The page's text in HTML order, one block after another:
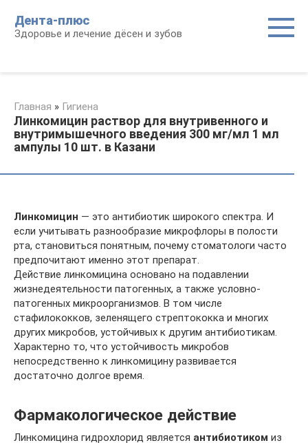
контенту
Дента-плюс
Здоровье и лечение дёсен и зубов
Главная » Гигиена
Линкомицин раствор для внутривенного и
внутримышечного введения 300 мг/мл 1 мл
ампулы 10 шт. в Казани
Линкомицин — это антибиотик широкого спектра. И
если учитывать разнообразие микрофлоры в полости
рта, становиться понятным, почему стоматологи часто
предпочитают именно этот препарат.
Действие линкомицина основано на подавлении
жизнедеятельности патогенных, а также условно-
патогенных микроорганизмов. В том числе
стафилококков, зеленящего стрептококка и многих
других микробов, устойчивых к другим антибиотикам.
Характерно то, что устойчивость микробов
непосредственно к линкомицину развивается
достаточно долгое время.
Фармакологическое действие
Линкомицина гидрохлорид является антибиотиком из